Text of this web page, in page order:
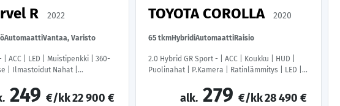
R 2022
AutomaattiVantaa, Varisto
| ACC | LED | Muistipenkki | 360-
| Ilmastoidut Nahat |
|
249 €/kk22 900 €
TOYOTA COROLLA 2020
65 tkmHybridiAutomaattiRaisio
2.0 Hybrid GR Sport - | ACC | Koukku | HUD |
Puolinahat | P.Kamera | Ratinlämmitys | LED |
alk. 279 €/kk28 490 €